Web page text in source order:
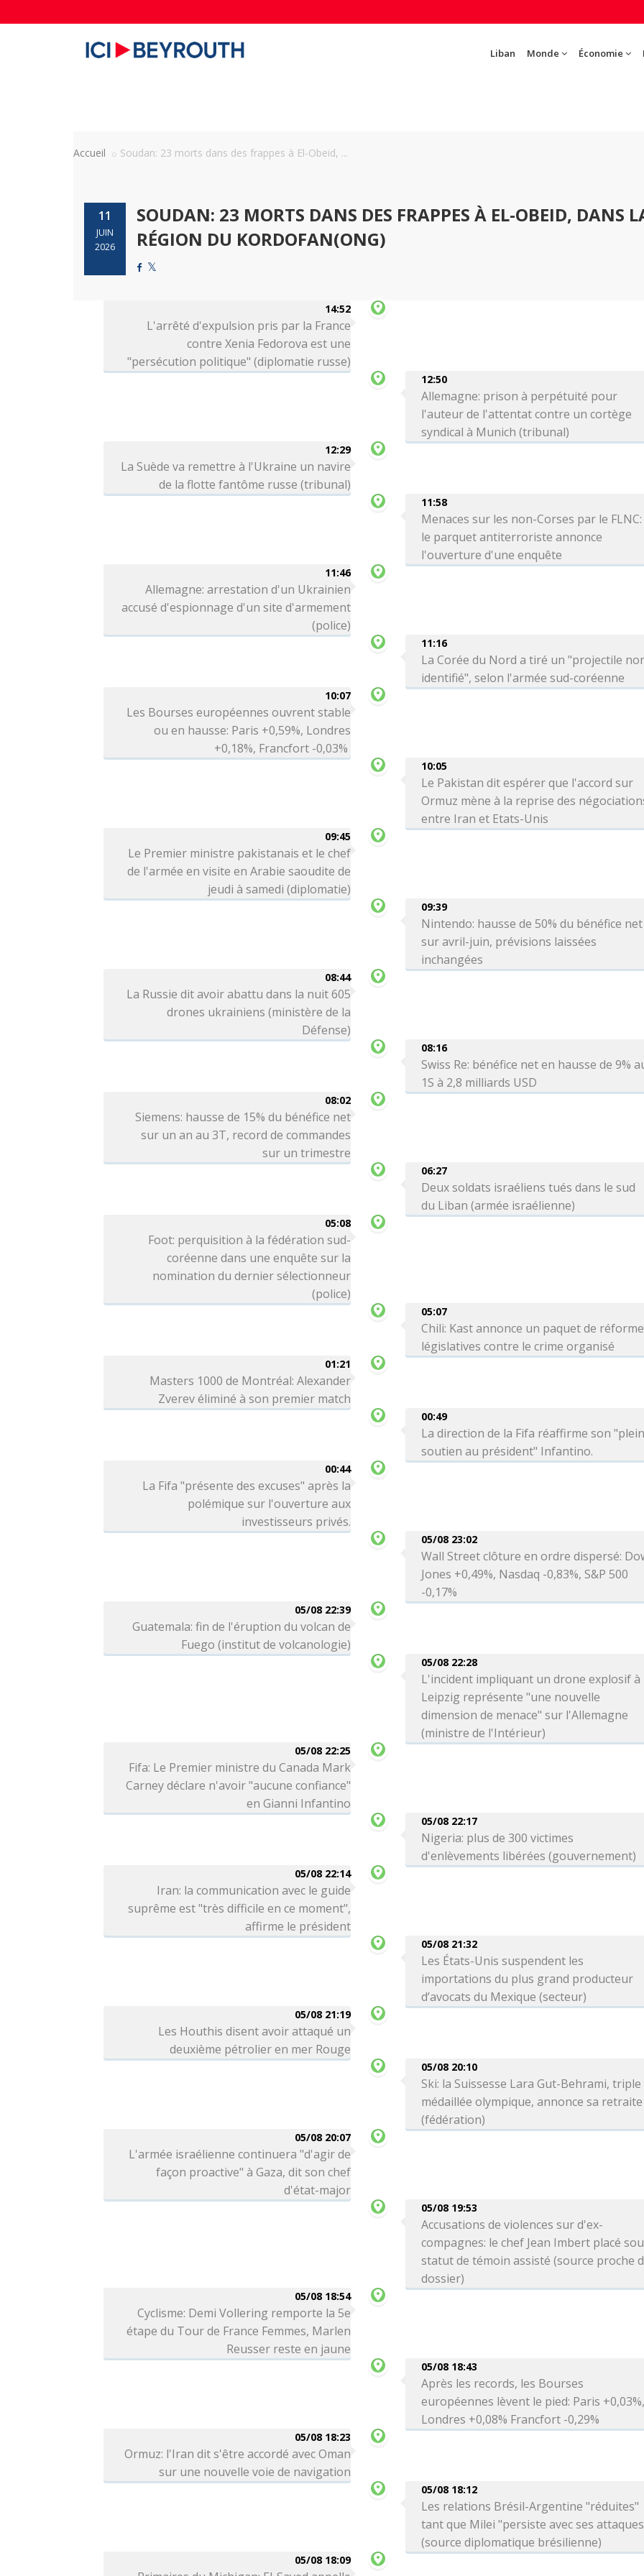
Liban Monde Économie
Accueil Soudan: 23 morts dans des frappes à El-Obeid, ...
11
JUIN
2026
SOUDAN: 23 MORTS DANS DES FRAPPES À EL-OBEID, DANS
RÉGION DU KORDOFAN(ONG)
14:52
L'arrêté d'expulsion pris par la France
contre Xenia Fedorova est une
"persécution politique" (diplomatie russe)
12:50
Allemagne: prison à perpétuité pour
l'auteur de l'attentat contre un cortège
syndical à Munich (tribunal)
12:29
La Suède va remettre à l'Ukraine un navire
de la flotte fantôme russe (tribunal)
11:58
Menaces sur les non-Corses par le FLNC:
le parquet antiterroriste annonce
l'ouverture d'une enquête
11:46
Allemagne: arrestation d'un Ukrainien
accusé d'espionnage d'un site d'armement
(police)
11:16
La Corée du Nord a tiré un "projectile
identifié", selon l'armée sud-coréenne
10:07
Les Bourses européennes ouvrent stable
ou en hausse: Paris +0,59%, Londres
+0,18%, Francfort -0,03%
10:05
Le Pakistan dit espérer que l'accord sur
Ormuz mène à la reprise des
entre Iran et Etats-Unis
09:45
Le Premier ministre pakistanais et le chef
de l'armée en visite en Arabie saoudite de
jeudi à samedi (diplomatie)
09:39
Nintendo: hausse de 50% du bénéfice net
sur avril-juin, prévisions laissées
inchangées
08:44
La Russie dit avoir abattu dans la nuit 605
drones ukrainiens (ministère de la
Défense)
08:16
Swiss Re: bénéfice net en hausse de 9%
1S à 2,8 milliards USD
08:02
Siemens: hausse de 15% du bénéfice net
sur un an au 3T, record de commandes
sur un trimestre
06:27
Deux soldats israéliens tués dans le sud
du Liban (armée israélienne)
05:08
Foot: perquisition à la fédération sud-
coréenne dans une enquête sur la
nomination du dernier sélectionneur
(police)
05:07
Chili: Kast annonce un paquet de
législatives contre le crime organisé
01:21
Masters 1000 de Montréal: Alexander
Zverev éliminé à son premier match
00:49
La direction de la Fifa réaffirme son
soutien au président" Infantino.
00:44
La Fifa "présente des excuses" après la
polémique sur l'ouverture aux
investisseurs privés.
05/08 23:02
Wall Street clôture en ordre dispersé:
Jones +0,49%, Nasdaq -0,83%, S&P 500
-0,17%
05/08 22:39
Guatemala: fin de l'éruption du volcan de
Fuego (institut de volcanologie)
05/08 22:28
L'incident impliquant un drone explosif à
Leipzig représente "une nouvelle
dimension de menace" sur l'Allemagne
(ministre de l'Intérieur)
05/08 22:25
Fifa: Le Premier ministre du Canada Mark
Carney déclare n'avoir "aucune confiance"
en Gianni Infantino
05/08 22:17
Nigeria: plus de 300 victimes
d'enlèvements libérées (gouvernement)
05/08 22:14
Iran: la communication avec le guide
suprême est "très difficile en ce moment",
affirme le président
05/08 21:32
Les États-Unis suspendent les
importations du plus grand producteur
d’avocats du Mexique (secteur)
05/08 21:19
Les Houthis disent avoir attaqué un
deuxième pétrolier en mer Rouge
05/08 20:10
Ski: la Suissesse Lara Gut-Behrami, triple
médaillée olympique, annonce sa retraite
(fédération)
05/08 20:07
L'armée israélienne continuera "d'agir de
façon proactive" à Gaza, dit son chef
d'état-major
05/08 19:53
Accusations de violences sur d'ex-
compagnes: le chef Jean Imbert placé
statut de témoin assisté (source proche
dossier)
05/08 18:54
Cyclisme: Demi Vollering remporte la 5e
étape du Tour de France Femmes, Marlen
Reusser reste en jaune
05/08 18:43
Après les records, les Bourses
européennes lèvent le pied: Paris
Londres +0,08% Francfort -0,29%
05/08 18:23
Ormuz: l'Iran dit s'être accordé avec Oman
sur une nouvelle voie de navigation
05/08 18:12
Les relations Brésil-Argentine "réduites"
tant que Milei "persiste avec ses
(source diplomatique brésilienne)
05/08 18:09